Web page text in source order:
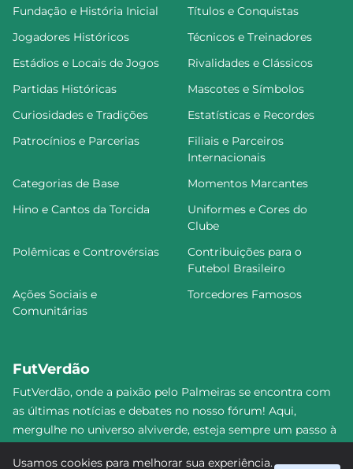
Fundação e História Inicial
Títulos e Conquistas
Jogadores Históricos
Técnicos e Treinadores
Estádios e Locais de Jogos
Rivalidades e Clássicos
Partidas Históricas
Mascotes e Símbolos
Curiosidades e Tradições
Estatísticas e Recordes
Patrocínios e Parcerias
Filiais e Parceiros
Internacionais
Categorias de Base
Momentos Marcantes
Hino e Cantos da Torcida
Uniformes e Cores do
Clube
Polêmicas e Controvérsias
Contribuições para o
Futebol Brasileiro
Ações Sociais e
Comunitárias
Torcedores Famosos
FutVerdão
FutVerdão, onde a paixão pelo Palmeiras se encontra com
as últimas notícias e debates no nosso fórum! Aqui,
mergulhe no universo alviverde, esteja sempre um passo à
Usamos cookies para melhorar sua experiência.